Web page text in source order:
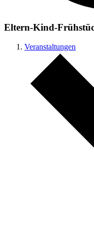
Eltern-Kind-
Veranstaltungen